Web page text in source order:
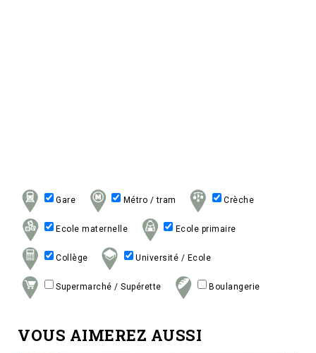
Gare Métro / tram Crèche
Ecole maternelle Ecole primaire
Collège Université / Ecole
Supermarché / Supérette Boulangerie
VOUS AIMEREZ AUSSI